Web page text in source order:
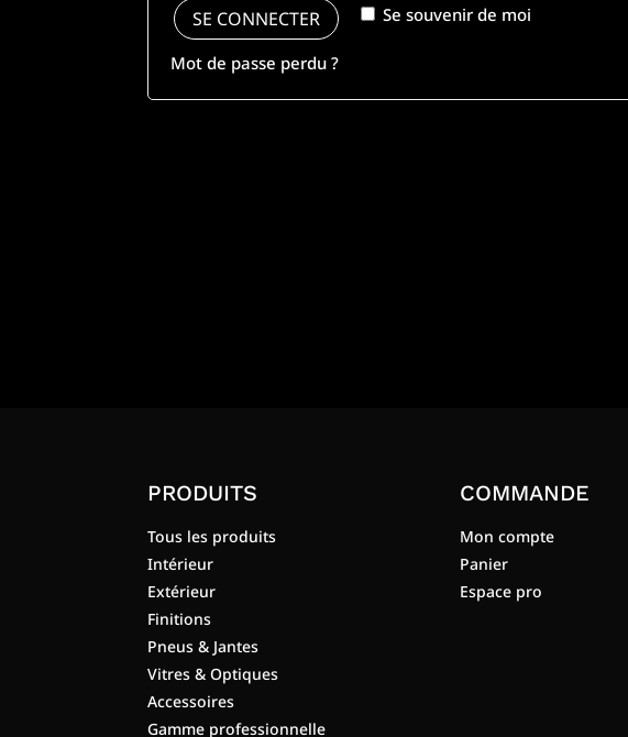
Se souvenir de moi
SE CONNECTER
Mot de passe perdu ?
PRODUITS
Tous les produits
Intérieur
Extérieur
Finitions
Pneus & Jantes
Vitres & Optiques
Accessoires
Gamme professionnelle
COMMANDE
Mon compte
Panier
Espace pro